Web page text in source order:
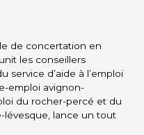
de concertation en
les conseillers
service d’aide à l’emploi
emploi avignon-
du rocher-percé et du
lévesque, lance un tout